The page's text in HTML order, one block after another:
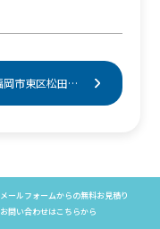
福岡市東区松田にて遺品整理
メールフォームからの無料お見積り
お問い合わせはこちらから